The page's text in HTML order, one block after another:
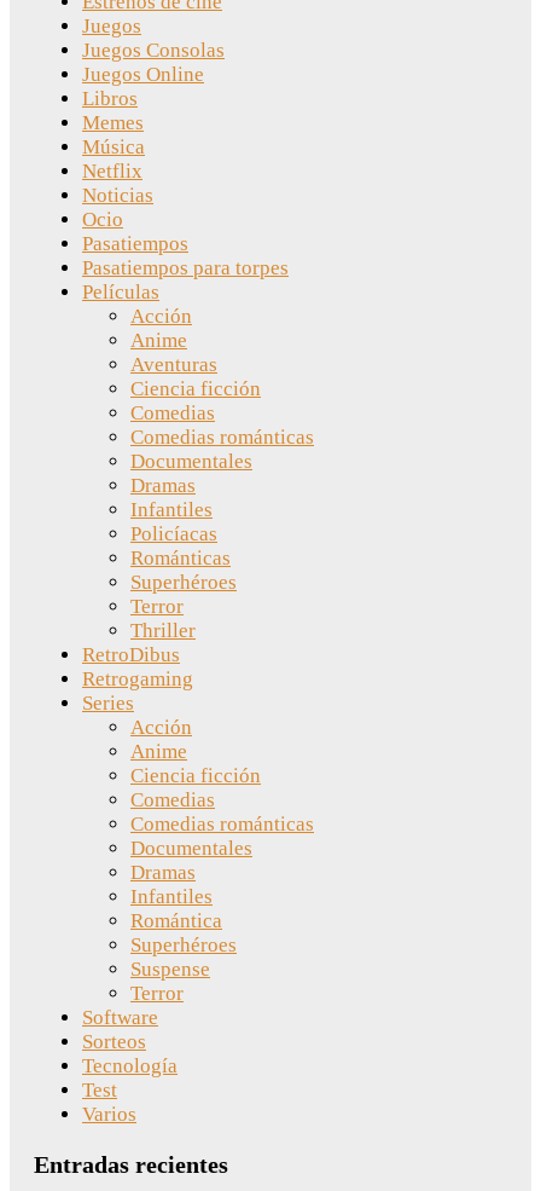
Juegos
Juegos Consolas
Juegos Online
Libros
Memes
Música
Netflix
Noticias
Ocio
Pasatiempos
Pasatiempos para torpes
Películas
Acción
Anime
Aventuras
Ciencia ficción
Comedias
Comedias románticas
Documentales
Dramas
Infantiles
Policíacas
Románticas
Superhéroes
Terror
Thriller
RetroDibus
Retrogaming
Series
Acción
Anime
Ciencia ficción
Comedias
Comedias románticas
Documentales
Dramas
Infantiles
Romántica
Superhéroes
Suspense
Terror
Software
Sorteos
Tecnología
Test
Varios
Entradas recientes